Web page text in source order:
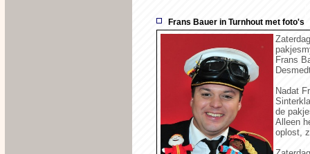
Frans Bauer in Turnhout met foto's
Frans
Nadat
de
Alleen
oplost,